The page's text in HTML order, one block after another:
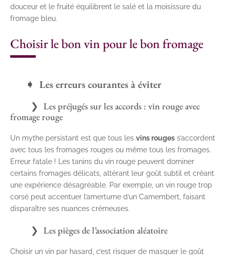
douceur et le fruité équilibrent le salé et la moisissure du
fromage bleu.
Choisir le bon vin pour le bon fromage
Les erreurs courantes à éviter
Les préjugés sur les accords : vin rouge avec
fromage rouge
Un mythe persistant est que tous les vins rouges s’accordent
avec tous les fromages rouges ou même tous les fromages.
Erreur fatale ! Les tanins du vin rouge peuvent dominer
certains fromages délicats, altérant leur goût subtil et créant
une expérience désagréable. Par exemple, un vin rouge trop
corsé peut accentuer l’amertume d’un Camembert, faisant
disparaître ses nuances crémeuses.
Les pièges de l’association aléatoire
Choisir un vin par hasard, c’est risquer de masquer le goût